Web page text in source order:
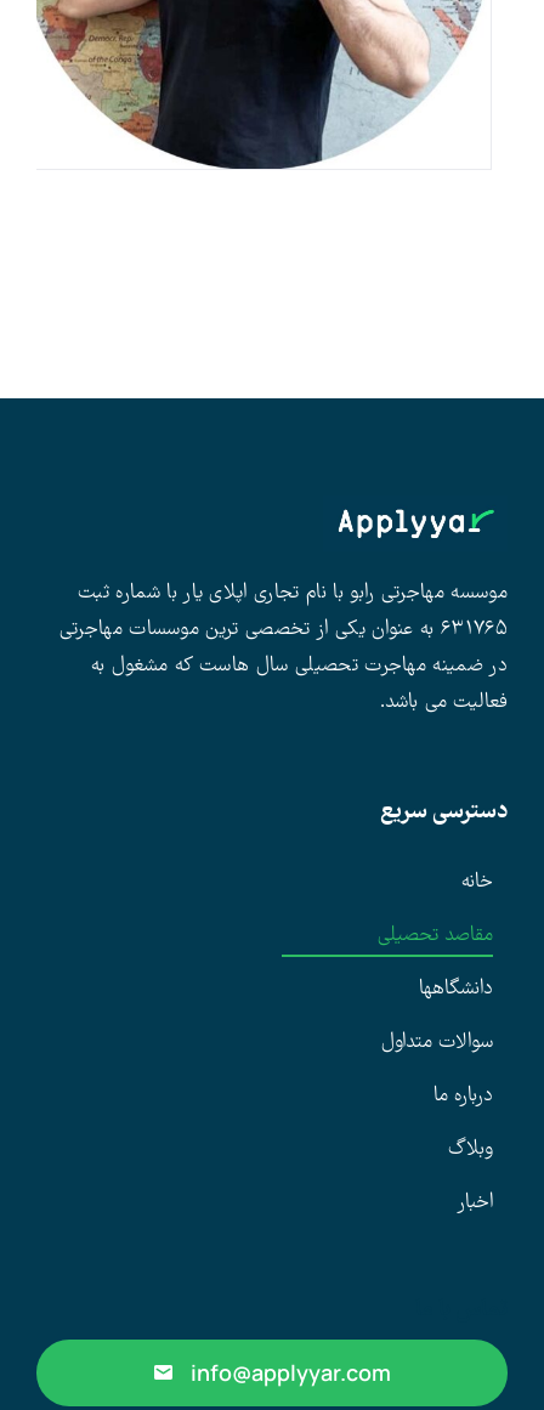
موسسه مهاجرتی رابو با نام تجاری اپلای یار با شماره ثبت
۶۳۱۷۶۵ به عنوان یکی از تخصصی ترین موسسات مهاجرتی
در ضمینه مهاجرت تحصیلی سال هاست که مشغول به
فعالیت می باشد.
دسترسی سریع
خانه
مقاصد تحصیلی
دانشگاهها
سوالات متداول
درباره ما
وبلاگ
اخبار
info@applyyar.com